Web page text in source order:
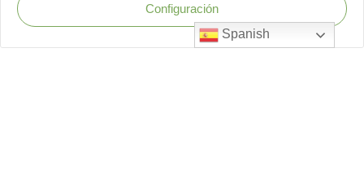
Configuración
Política de Seguridad
Spanish